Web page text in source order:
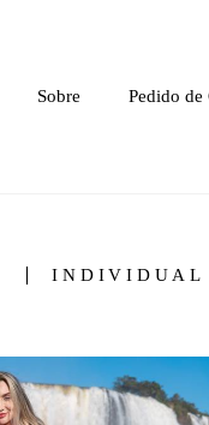
Sobre Pedido de
INDIVIDUAL